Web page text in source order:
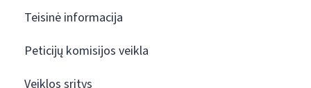
Teisinė informacija
Peticijų komisijos veikla
Veiklos sritys